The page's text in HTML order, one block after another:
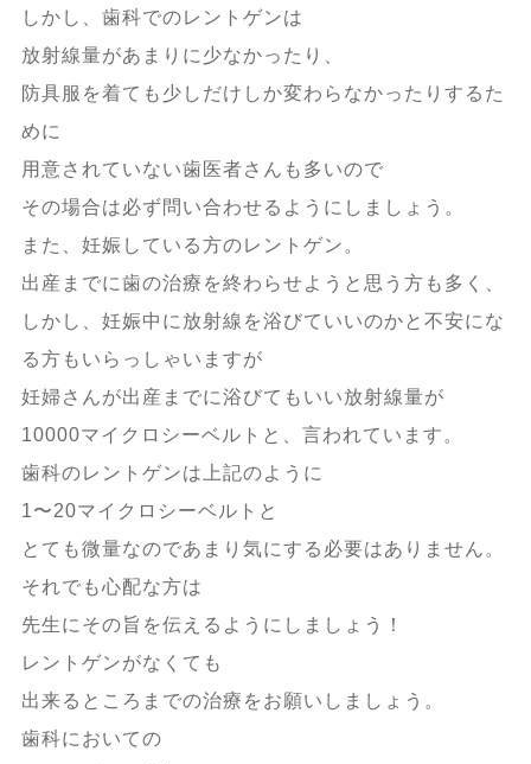
しかし、歯科でのレントゲンは
放射線量があまりに少なかったり、
防具服を着ても少しだけしか変わらなかったりするた
めに
用意されていない歯医者さんも多いので
その場合は必ず問い合わせるようにしましょう。
また、妊娠している方のレントゲン。
出産までに歯の治療を終わらせようと思う方も多く、
しかし、妊娠中に放射線を浴びていいのかと不安にな
る方もいらっしゃいますが
妊婦さんが出産までに浴びてもいい放射線量が
10000マイクロシーベルトと、言われています。
歯科のレントゲンは上記のように
1〜20マイクロシーベルトと
とても微量なのであまり気にする必要はありません。
それでも心配な方は
先生にその旨を伝えるようにしましょう！
レントゲンがなくても
出来るところまでの治療をお願いしましょう。
歯科においての